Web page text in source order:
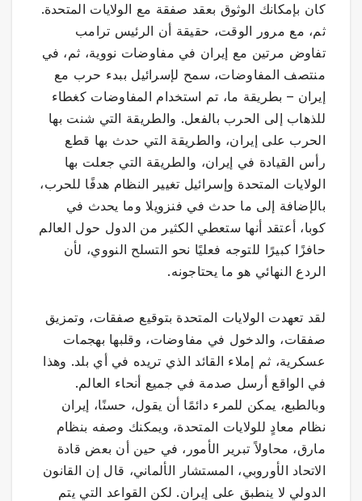
كان بإمكانك الوثوق بعقد صفقة مع الولايات المتحدة.
ثم، مع مرور الوقت، حقيقة أن الرئيس ترامب
تفاوض مرتين مع إيران في مفاوضات نووية، ثم، في
منتصف المفاوضات، سمح لإسرائيل ببدء حرب مع
إيران – بطريقة ما، تم استخدام المفاوضات كغطاء
للذهاب إلى الحرب بالفعل. والطريقة التي شنت بها
الحرب على إيران، والطريقة التي حدث بها قطع
رأس القيادة في إيران، والطريقة التي جعلت بها
الولايات المتحدة وإسرائيل تغيير النظام هدفًا للحرب،
بالإضافة إلى ما حدث في فنزويلا وما يحدث في
كوبا، أعتقد أنها ستعطي الكثير من الدول حول العالم
حافزًا كبيرًا للتوجه فعليًا نحو التسلح النووي، لأن
الردع النهائي هو ما يحتاجونه.
لقد تعهدت الولايات المتحدة بتوقيع صفقات، وتمزيق
صفقات، والدخول في مفاوضات، وقلبها بهجمات
عسكرية، ثم إملاء القائد الذي تريده في أي بلد. وهذا
في الواقع أرسل صدمة في جميع أنحاء العالم.
وبالطبع، يمكن للمرء دائمًا أن يقول، حسنًا، إيران
نظام معادٍ للولايات المتحدة، ويمكنك وصفه بنظام
مارق، محاولاً تبرير الأمور، في حين أن بعض قادة
الاتحاد الأوروبي، المستشار الألماني، قال إن القانون
الدولي لا ينطبق على إيران. لكن القواعد التي يتم